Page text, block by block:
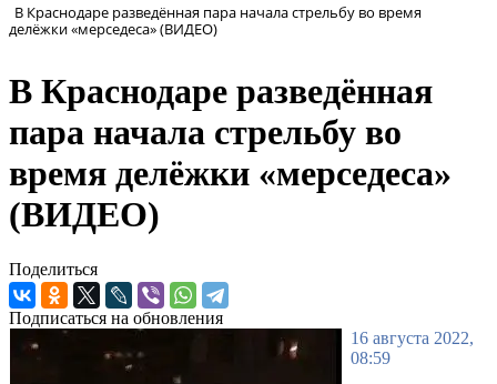
В Краснодаре разведённая пара начала стрельбу во время
делёжки «мерседеса» (ВИДЕО)
В Краснодаре разведённая
пара начала стрельбу во
время делёжки «мерседеса»
(ВИДЕО)
Поделиться
Подписаться на обновления
16 августа 2022,
08:59